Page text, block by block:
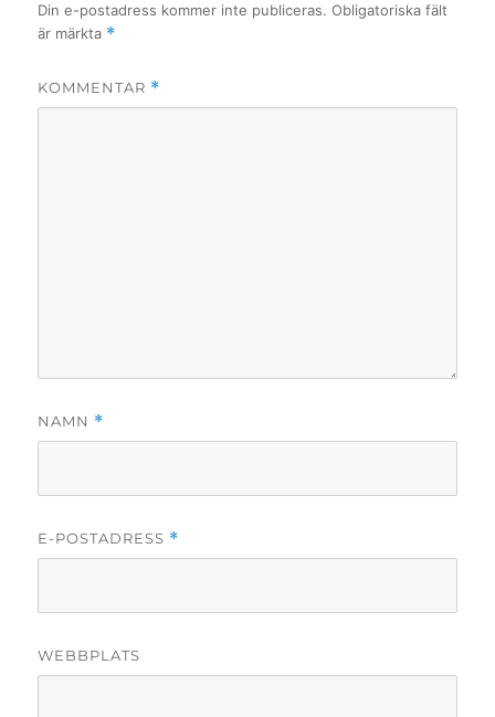
Din e-postadress kommer inte publiceras. Obligatoriska fält
är märkta *
KOMMENTAR *
NAMN *
E-POSTADRESS *
WEBBPLATS